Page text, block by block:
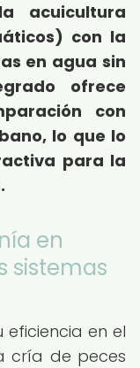
acuicultura
con la
en agua sin
ofrece
con
lo que lo
para la
en
sistemas
en el
cría de peces